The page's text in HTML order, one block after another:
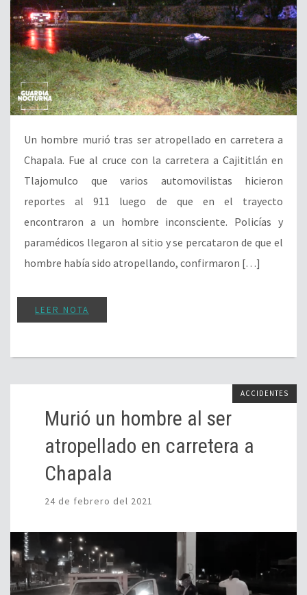
Un hombre murió tras ser atropellado en carretera a
Chapala. Fue al cruce con la carretera a Cajititlán en
Tlajomulco que varios automovilistas hicieron
reportes al 911 luego de que en el trayecto
encontraron a un hombre inconsciente. Policías y
paramédicos llegaron al sitio y se percataron de que el
hombre había sido atropellando, confirmaron […]
LEER NOTA
ACCIDENTES
Murió un hombre al ser
atropellado en carretera a
Chapala
24 de febrero del 2021